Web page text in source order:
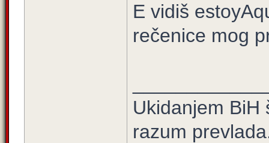
E vidiš
rečenice mog
Ukidanjem BiH
razum